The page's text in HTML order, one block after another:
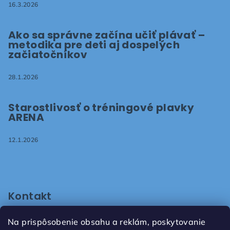
Na prispôsobenie obsahu a reklám, poskytovanie
16.3.2026
Ako sa správne začína učiť plávať –
metodika pre deti aj dospelých
začiatočníkov
28.1.2026
Starostlivosť o tréningové plavky
ARENA
12.1.2026
Kontakt
shop@plavaniepezinok.sk